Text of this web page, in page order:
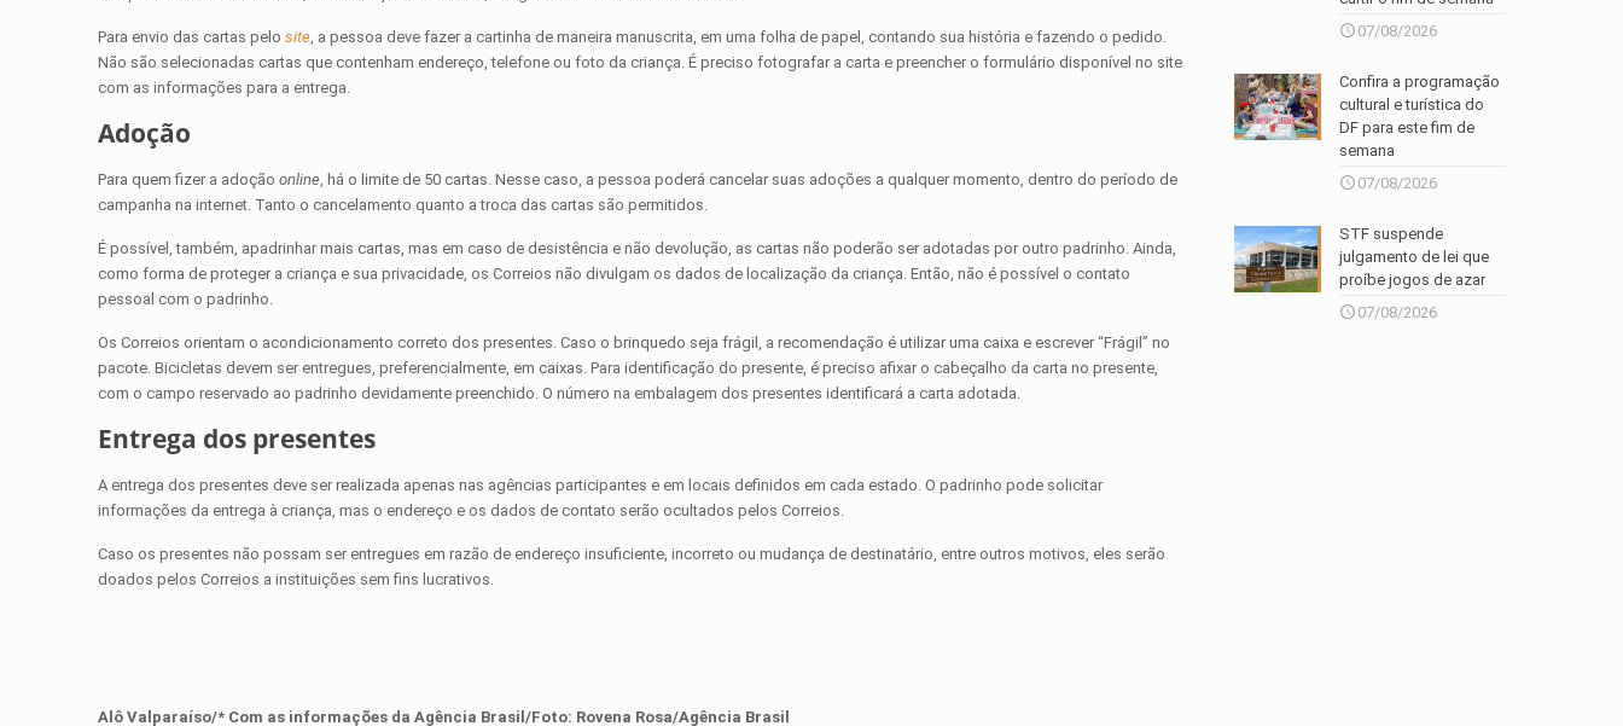
Para envio das cartas pelosite, a pessoa deve fazer a cartinha de maneira manuscrita, em uma folha de papel, contando sua história e fazendo o pedido.
Não são selecionadas cartas que contenham endereço, telefone ou foto da criança. É preciso fotografar a carta e preencher o formulário disponível no site
com as informações para a entrega.
Adoção
Para quem fizer a adoçãoonline, há o limite de 50 cartas. Nesse caso, a pessoa poderá cancelar suas adoções a qualquer momento, dentro do período de
campanha na internet. Tanto o cancelamento quanto a troca das cartas são permitidos.
É possível, também, apadrinhar mais cartas, mas em caso de desistência e não devolução, as cartas não poderão ser adotadas por outro padrinho. Ainda,
como forma de proteger a criança e sua privacidade, os Correios não divulgam os dados de localização da criança. Então, não é possível o contato
pessoal com o padrinho.
Os Correios orientam o acondicionamento correto dos presentes. Caso o brinquedo seja frágil, a recomendação é utilizar uma caixa e escrever “Frágil” no
pacote. Bicicletas devem ser entregues, preferencialmente, em caixas. Para identificação do presente, é preciso afixar o cabeçalho da carta no presente,
com o campo reservado ao padrinho devidamente preenchido. O número na embalagem dos presentes identificará a carta adotada.
Entrega dos presentes
A entrega dos presentes deve ser realizada apenas nas agências participantes e em locais definidos em cada estado. O padrinho pode solicitar
informações da entrega à criança, mas o endereço e os dados de contato serão ocultados pelos Correios.
Caso os presentes não possam ser entregues em razão de endereço insuficiente, incorreto ou mudança de destinatário, entre outros motivos, eles serão
doados pelos Correios a instituições sem fins lucrativos.
Alô Valparaíso/* Com as informações da Agência Brasil/Foto: Rovena Rosa/Agência Brasil
07/08/2026
Confira a programação
cultural e turística do
DF para este fim de
semana
07/08/2026
STF suspende
julgamento de lei que
proíbe jogos de azar
07/08/2026